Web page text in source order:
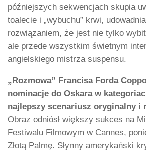
późniejszych sekwencjach skupia
toalecie i „wybuchu” krwi,
rozwiązaniem, że jest nie tylko
ale przede wszystkim świetnym
angielskiego mistrza suspensu.
„Rozmowa” Francisa Forda
nominacje do Oskara w
najlepszy scenariusz oryginalny i
Obraz odniósł większy sukces na
Festiwalu Filmowym w Cannes,
Złotą Palmę. Słynny amerykański